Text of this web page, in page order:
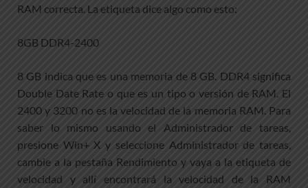
RAM correcta. La etiqueta dice algo como esto:
8GB DDR4-2400
8 GB indica que es una memoria de 8 GB. DDR4 significa
Double Date Rate o que es un tipo o versión de RAM. El
2400 y 3200 no es la velocidad de la memoria RAM. Para
saber lo mismo usando el Administrador de tareas,
presione Win+ X y seleccione Administrador de tareas,
cambie a la pestaña Rendimiento y vaya a la etiqueta de
velocidad y allí encontrará la velocidad de la RAM